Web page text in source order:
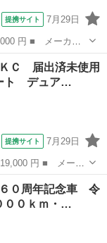
提携サイト 7月29日
グレード名： Ｋ
０００ｋｍ・ＡＴ
Ｃ 届出済未使用
ト デュア…
提携サイト 7月29日
■ グレード名：
ュアルセンサー
０周年記念車 令
００ｋｍ・…